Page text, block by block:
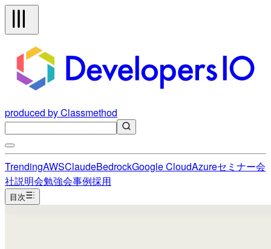
produced by Classmethod
TrendingAWSClaudeBedrockGoogle CloudAzureセミナー会
社説明会勉強会事例採用
目次